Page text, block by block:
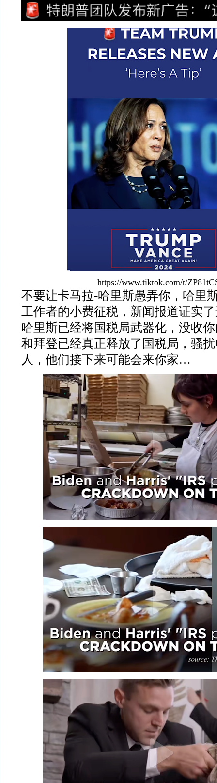
https://www.tiktok.com/t/
不要让卡马拉-哈里斯愚弄你，哈里
工作者的小费征税，新闻报道证实
哈里斯已经将国税局武器化，没收
和拜登已经真正释放了国税局，骚
人，他们接下来可能会来你家…